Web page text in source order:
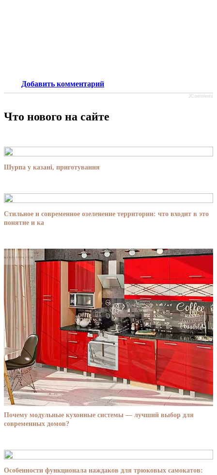
Добавить комментарий
JComments
Что нового на сайте
Шурпа у казані, приготування
Стильное и современное озеленение территории: что входит в это
понятие и ка
Почему модульные кухонные системы — лучший выбор для
современных домов?
Особенности функционала наждаков для трюковых самокатов: